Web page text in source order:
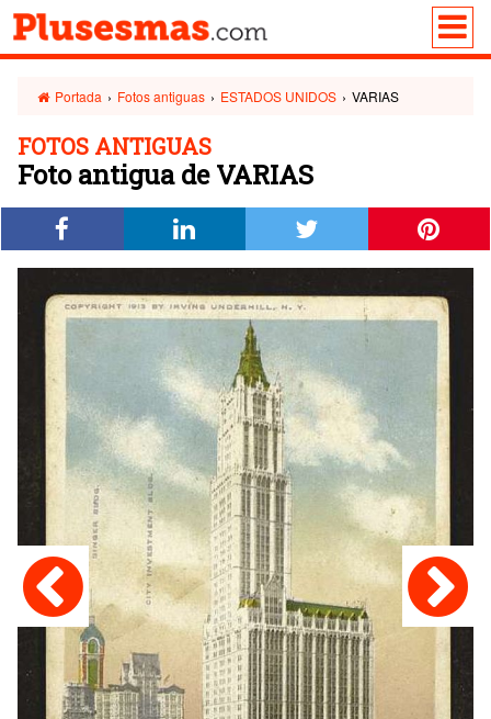
Portada › Fotos antiguas › ESTADOS UNIDOS › VARIAS
FOTOS ANTIGUAS
Foto antigua de VARIAS